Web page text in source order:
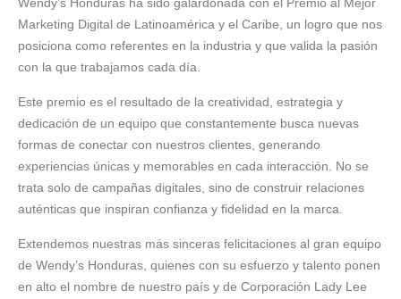
Marketing Digital de Latinoamérica y el Caribe, un logro que nos
posiciona como referentes en la industria y que valida la pasión
con la que trabajamos cada día.
Este premio es el resultado de la creatividad, estrategia y
dedicación de un equipo que constantemente busca nuevas
formas de conectar con nuestros clientes, generando
experiencias únicas y memorables en cada interacción. No se
trata solo de campañas digitales, sino de construir relaciones
auténticas que inspiran confianza y fidelidad en la marca.
Extendemos nuestras más sinceras felicitaciones al gran equipo
de Wendy’s Honduras, quienes con su esfuerzo y talento ponen
en alto el nombre de nuestro país y de Corporación Lady Lee